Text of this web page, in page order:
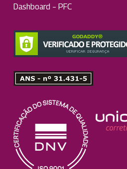
Dashboard – PFC